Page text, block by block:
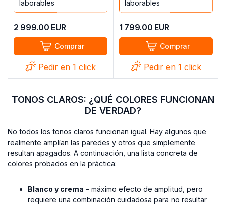
laborables
2 999.00 EUR
Comprar
Pedir en 1 click
laborables
1 799.00 EUR
Comprar
Pedir en 1 click
TONOS CLAROS: ¿QUÉ COLORES FUNCIONAN
DE VERDAD?
No todos los tonos claros funcionan igual. Hay algunos que
realmente amplían las paredes y otros que simplemente
resultan apagados. A continuación, una lista concreta de
colores probados en la práctica:
Blanco y crema - máximo efecto de amplitud, pero
requiere una combinación cuidadosa para no resultar